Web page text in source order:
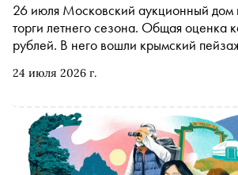
24 июля 2026 г.
26 июля Московский аукционный дом
торги летнего сезона. Общая оценка
рублей. В него вошли крымский
три портрета Бориса Григорьева,
Водкина к «Утреннему натюрморту»